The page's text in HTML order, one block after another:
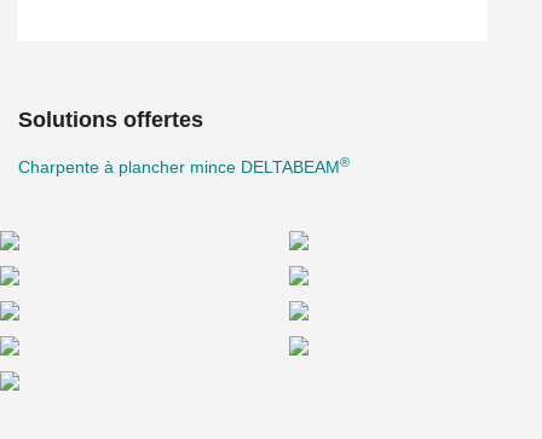
Solutions offertes
Charpente à plancher mince DELTABEAM®